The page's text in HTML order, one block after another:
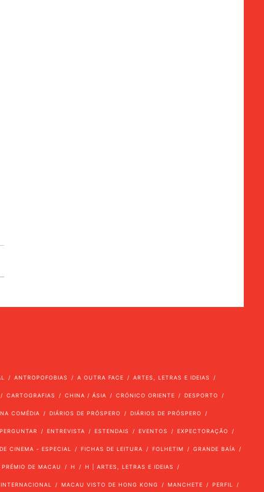
ANTROPOFOBIAS A OUTRA FACE ARTES, LETRAS E IDEIAS
CARTOGRAFIAS CHINA / ÁSIA CRÓNICO ORIENTE DESPORTO
COMÉDIA DIÁRIOS DE PRÓSPERO DIÁRIOS DE PRÓSPERO
ENTREVISTA ESTENDAIS EVENTOS EXPECTORAÇÃO
CINEMA - ESPECIAL FICHAS DE LEITURA FOLHETIM GRANDE BAÍA
PRÉMIO DE MACAU H H | ARTES, LETRAS E IDEIAS
INTERNACIONAL MACAU VISTO DE HONG KONG MANCHETE PERFIL